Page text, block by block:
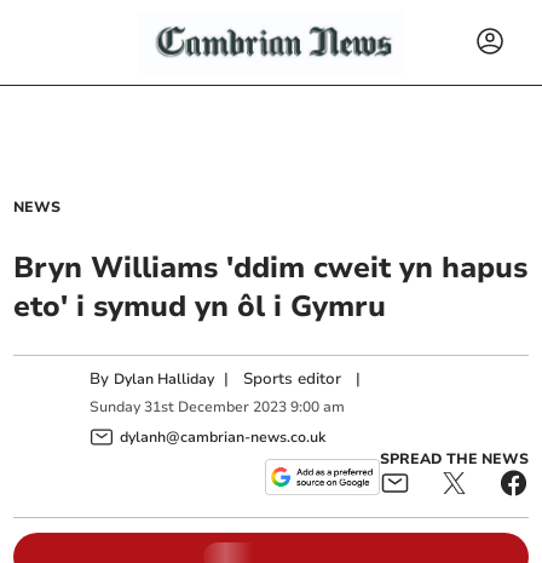
NEWS
Bryn Williams 'ddim cweit yn hapus
eto' i symud yn ôl i Gymru
By Dylan Halliday | Sports editor |
Sunday 31st December 2023 9:00 am
dylanh@cambrian-news.co.uk
SPREAD THE NEWS